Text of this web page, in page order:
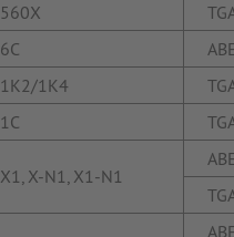
560X
6C
1K2/1K4
1C
X1, X-N1, X1-N1